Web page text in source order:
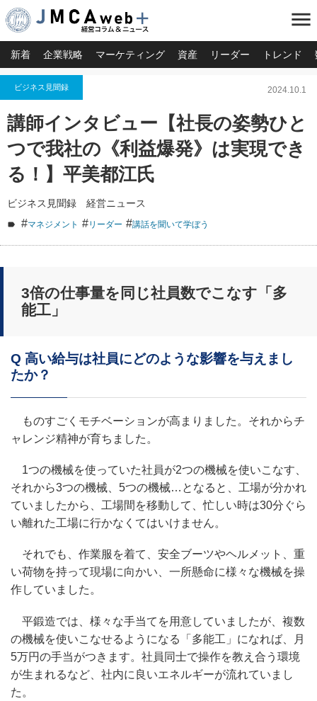
menu
新着 企業戦略 マーケティング 資産 リーダー トレンド
ビジネス見聞録 2024.10.1
講師インタビュー【社長の姿勢ひと
つで我社の《利益爆発》は実現でき
る！】平美都江氏
ビジネス見聞録 経営ニュース
#マネジメント #リーダー #講話を聞いて学ぼう
3倍の仕事量を同じ社員数でこなす「多
能工」
Q 高い給与は社員にどのような影響を与えまし
たか？
ものすごくモチベーションが高まりました。それからチ
ャレンジ精神が育ちました。
1つの機械を使っていた社員が2つの機械を使いこなす、
それから3つの機械、5つの機械…となると、工場が分かれ
ていましたから、工場間を移動して、忙しい時は30分ぐら
い離れた工場に行かなくてはいけません。
それでも、作業服を着て、安全ブーツやヘルメット、重
い荷物を持って現場に向かい、一所懸命に様々な機械を操
作していました。
平鍛造では、様々な手当てを用意していましたが、複数
の機械を使いこなせるようになる「多能工」になれば、月
5万円の手当がつきます。社員同士で操作を教え合う環境
が生まれるなど、社内に良いエネルギーが流れていまし
た。